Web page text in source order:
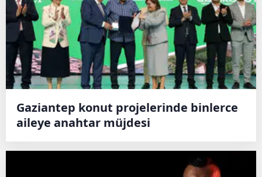
Gaziantep konut projelerinde binlerce
aileye anahtar müjdesi